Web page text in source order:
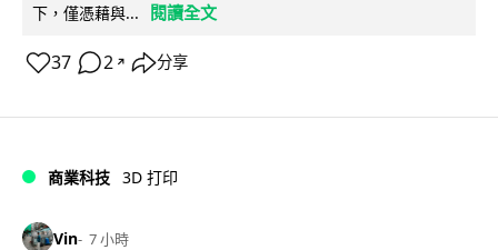
下，僅憑藉與...
閱讀全文
37 2 ↗ 分享
商業科技 3D 打印
Vin 7 小時